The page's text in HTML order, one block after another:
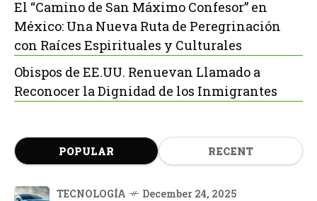
El “Camino de San Máximo Confesor” en
México: Una Nueva Ruta de Peregrinación
con Raíces Espirituales y Culturales
Obispos de EE.UU. Renuevan Llamado a
Reconocer la Dignidad de los Inmigrantes
POPULAR RECENT
TECNOLOGÍA December 24, 2025